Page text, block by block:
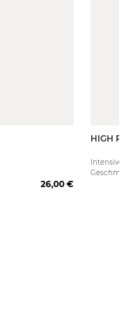
26,00 €
HIGH
Intensive